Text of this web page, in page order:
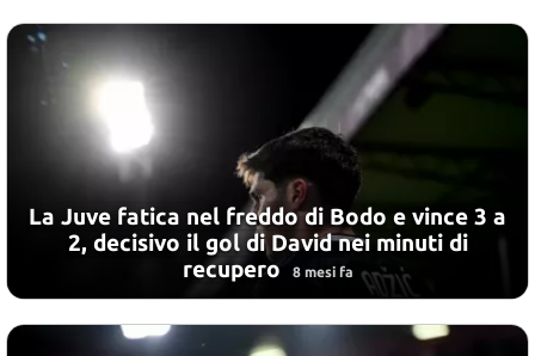
La Juve fatica nel freddo di Bodo e vince 3 a
2, decisivo il gol di David nei minuti di
recupero
8 mesi fa